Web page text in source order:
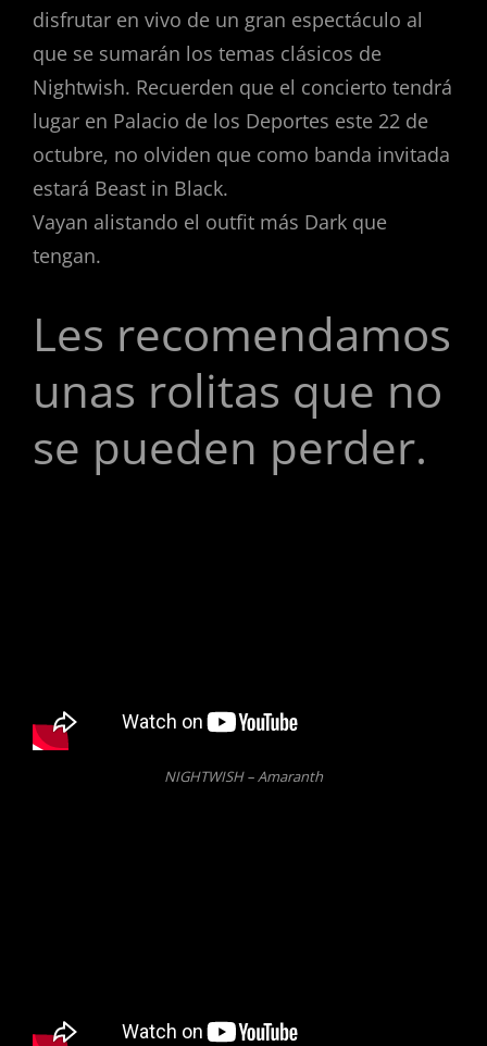
disfrutar en vivo de un gran espectáculo al
que se sumarán los temas clásicos de
Nightwish. Recuerden que el concierto tendrá
lugar en Palacio de los Deportes este 22 de
octubre, no olviden que como banda invitada
estará Beast in Black.
Vayan alistando el outfit más Dark que
tengan.
Les recomendamos
unas rolitas que no
se pueden perder.
NIGHTWISH – Amaranth